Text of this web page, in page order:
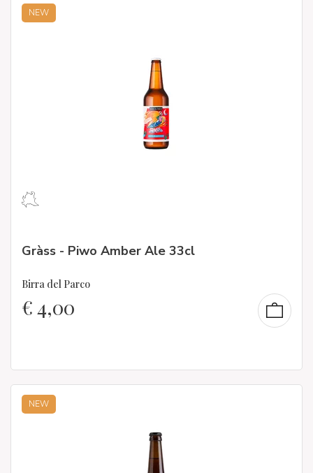
NEW
Gràss - Piwo Amber Ale 33cl
Birra del Parco
€4,00
NEW